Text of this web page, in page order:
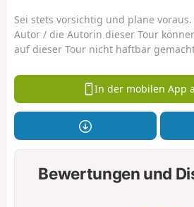
Sei stets vorsichtig und plane
Autor / die Autorin dieser Tour
auf dieser Tour nicht haftbar
In der mobilen App
Bewertungen und